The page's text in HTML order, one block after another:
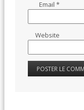
Email*
Website